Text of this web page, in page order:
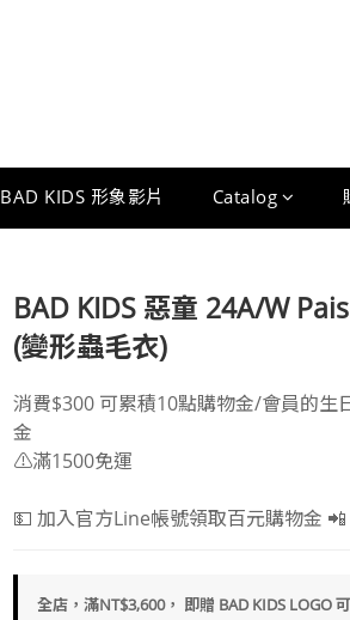
BAD KIDS 形象影片 Catalog
BAD KIDS 惡童 24A/W
(變形蟲毛衣)
消費$300 可累積10點購物金/會員的生
金
⚠️滿1500免運
💵 加入官方Line帳號領取百元購物金
全店，滿NT$3,600， 即贈 BAD KIDS LOGO